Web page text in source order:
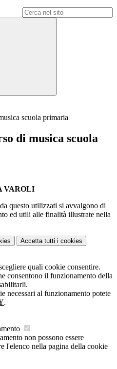
scuola primaria
di musica scuola
VAROLI
questo utilizzati si avvalgono di
ed utili alle finalità illustrate nella
Accetta tutti i cookies
quali cookie consentire.
consentono il funzionamento della
necessari al funzionamento potete
.
non possono essere
l'elenco nella pagina della cookie